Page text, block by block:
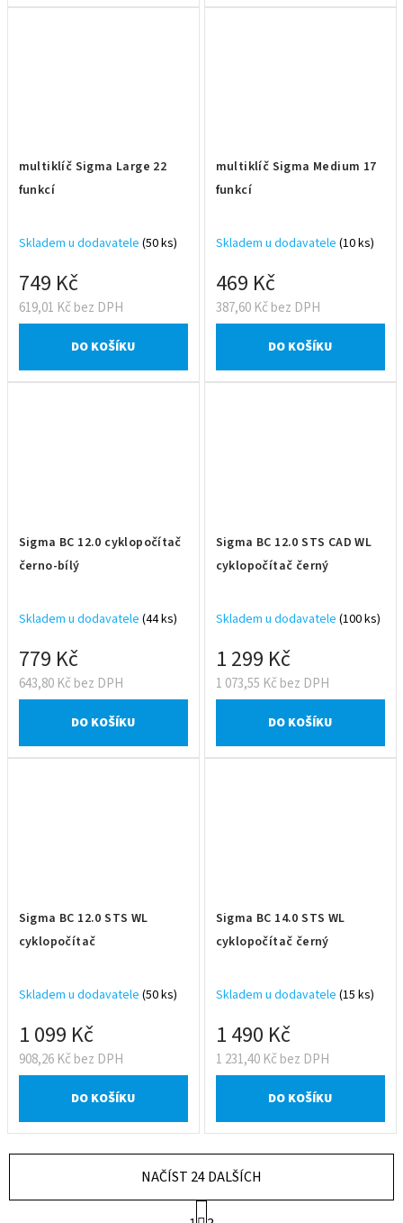
multiklíč Sigma Large 22
funkcí
Skladem u dodavatele (50 ks)
619,01 Kč bez DPH
749 Kč
DO KOŠÍKU
multiklíč Sigma Medium 17
funkcí
Skladem u dodavatele (10 ks)
387,60 Kč bez DPH
469 Kč
DO KOŠÍKU
Sigma BC 12.0 cyklopočítač
černo-bílý
Skladem u dodavatele (44 ks)
643,80 Kč bez DPH
779 Kč
DO KOŠÍKU
Sigma BC 12.0 STS CAD WL
cyklopočítač černý
Skladem u dodavatele (100 ks)
1 073,55 Kč bez DPH
1 299 Kč
DO KOŠÍKU
Sigma BC 12.0 STS WL
cyklopočítač
Skladem u dodavatele (50 ks)
908,26 Kč bez DPH
1 099 Kč
DO KOŠÍKU
Sigma BC 14.0 STS WL
cyklopočítač černý
Skladem u dodavatele (15 ks)
1 231,40 Kč bez DPH
1 490 Kč
DO KOŠÍKU
NAČÍST 24 DALŠÍCH
S